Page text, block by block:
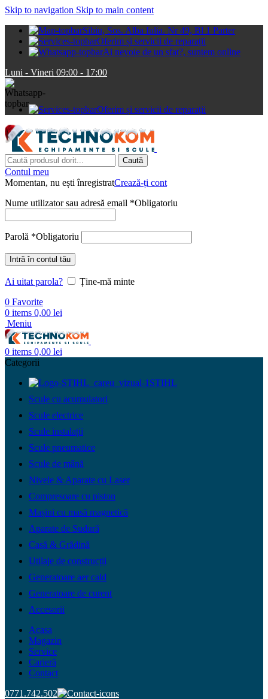
Skip to navigation Skip to main content
Sibiu, Sos. Alba Iulia. Nr 49, Bl 1 Parter
Oferim și servicii de reparații
Ai nevoie de un sfat?, suntem online
Luni - Vineri 09:00 - 17:00
Oferim și servicii de reparații
Caută
Contul meu
Momentan, nu ești înregistratCrează-ți cont
Nume utilizator sau adresă email *Obligatoriu
Parolă *Obligatoriu
Intră în contul tău
Ai uitat parola?
Ține-mă minte
0 Favorite
0 items 0,00 lei
Meniu
0 items 0,00 lei
Categorii
STIHL
Scule cu acumulatori
Scule electrice
Scule instalații
Scule pneumatice
Scule de mână
Nivele & Aparate cu Laser
Compresoare cu piston
Mașini cu masă magnetică
Aparate de Sudură
Casă & Grădină
Utilaje de construcții
Generatoare aer cald
Generatoare de curent
Accesorii
Acasa
Magazin
Service
Carieră
Contact
0771.742.502